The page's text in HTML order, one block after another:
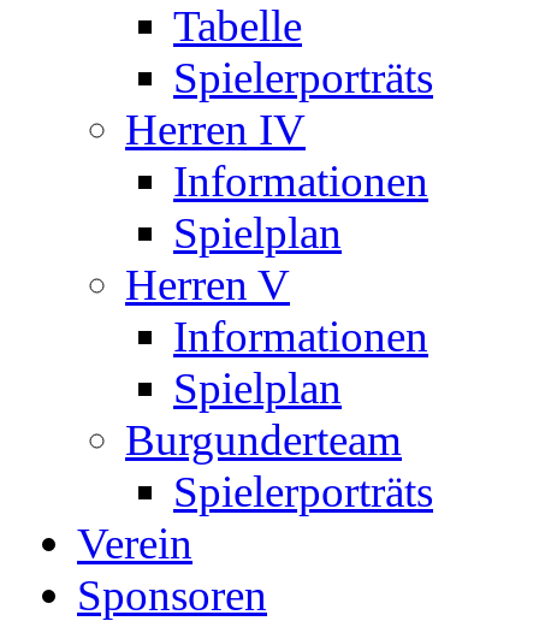
Tabelle
Spielerporträts
Herren IV
Informationen
Spielplan
Herren V
Informationen
Spielplan
Burgunderteam
Spielerporträts
Verein
Sponsoren